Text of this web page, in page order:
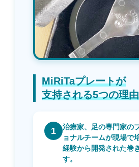
MiRiTaプレートが
支持される5つの理由
1
治療家、足の専門家の
ョナルチームが現場で
経験から開発された巻
す。